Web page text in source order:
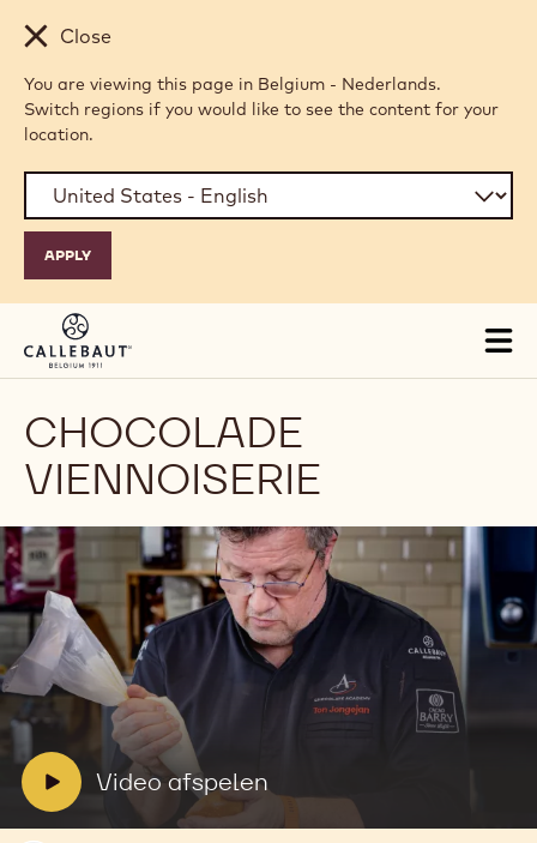
Skip to main content
Close
You are viewing this page in Belgium - Nederlands.
Switch regions if you would like to see the content for your
location.
CHOCOLADE
VIENNOISERIE
V
Video afspelen
Video
Video
afspelen